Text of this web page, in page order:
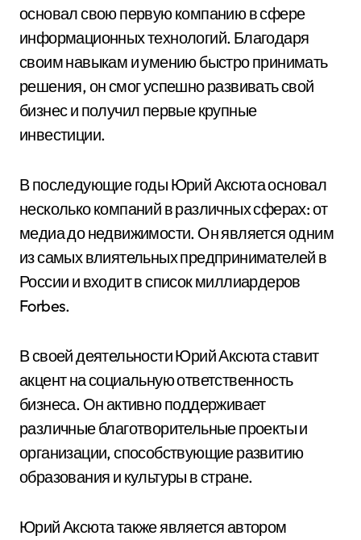
основал свою первую компанию в сфере
информационных технологий. Благодаря
своим навыкам и умению быстро принимать
решения, он смог успешно развивать свой
бизнес и получил первые крупные
инвестиции.
В последующие годы Юрий Аксюта основал
несколько компаний в различных сферах: от
медиа до недвижимости. Он является одним
из самых влиятельных предпринимателей в
России и входит в список миллиардеров
Forbes.
В своей деятельности Юрий Аксюта ставит
акцент на социальную ответственность
бизнеса. Он активно поддерживает
различные благотворительные проекты и
организации, способствующие развитию
образования и культуры в стране.
Юрий Аксюта также является автором